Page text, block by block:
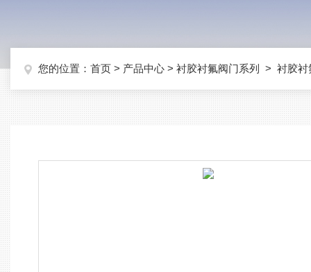
您的位置： 首页 > 产品中心 > 衬胶衬氟阀门系列 > 衬胶衬